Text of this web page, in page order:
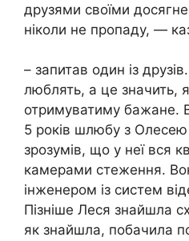
друзями своїми
ніколи не пропаду, —
– запитав один із
люблять, а це значить,
отримуватиму бажане.
5 років шлюбу з
зрозумів, що у неї вся
камерами стеження.
інженером із систем
Пізніше Леся знайшла
як знайшла, побачила